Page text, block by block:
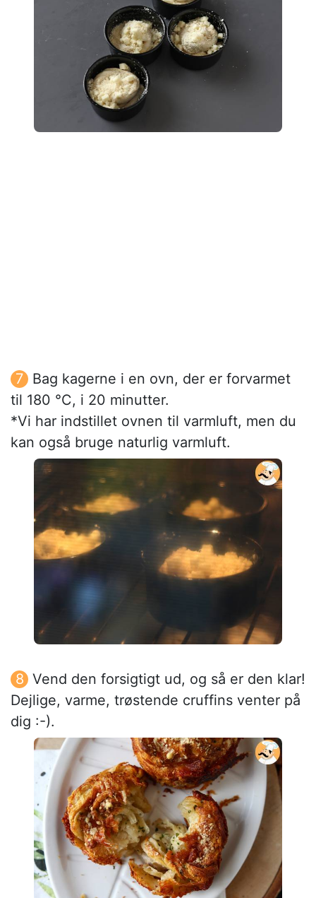
Bag kagerne i en ovn, der er forvarmet
til 180 °C, i 20 minutter.
*Vi har indstillet ovnen til varmluft, men du
kan også bruge naturlig varmluft.
Vend den forsigtigt ud, og så er den klar!
Dejlige, varme, trøstende cruffins venter på
dig :-).